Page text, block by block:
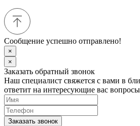
Сообщение успешно отправлено!
×
×
Заказать обратный звонок
Наш специалист свяжется с вами в
ответит на интересующие вас вопросы
Заказать звонок